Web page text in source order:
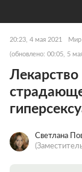
20:23, 4 мая 2021 Мир
(обновлено: 00:05, 5
Светлана